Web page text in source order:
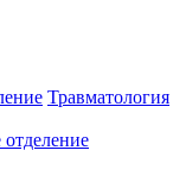
Травматология